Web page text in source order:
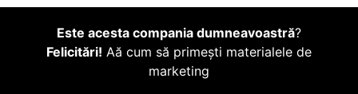
Este acesta compania dumneavoastră?
Felicitări! Aă cum să primești materialele de
marketing